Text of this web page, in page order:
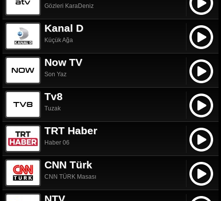
Gözleri KaraDeniz
Kanal D
Küçük Ağa
Now TV
Son Yaz
Tv8
Tuzak
TRT Haber
Haber 06
CNN Türk
CNN TÜRK Masası
NTV